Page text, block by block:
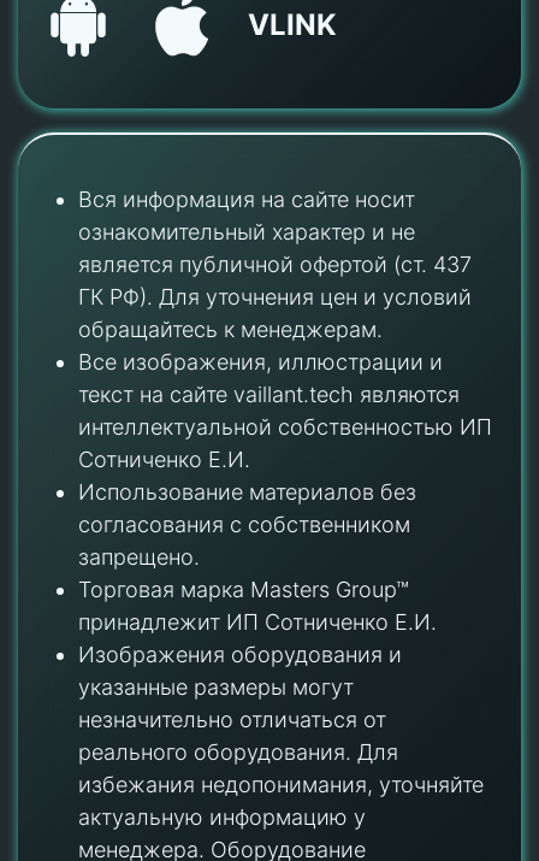
VLINK
Вся информация на сайте носит
ознакомительный характер и не
является публичной офертой (ст. 437
ГК РФ). Для уточнения цен и условий
обращайтесь к менеджерам.
Все изображения, иллюстрации и
текст на сайте vaillant.tech являются
интеллектуальной собственностью ИП
Сотниченко Е.И.
Использование материалов без
согласования с собственником
запрещено.
Торговая марка Masters Group™
принадлежит ИП Сотниченко Е.И.
Изображения оборудования и
указанные размеры могут
незначительно отличаться от
реального оборудования. Для
избежания недопонимания, уточняйте
актуальную информацию у
менеджера. Оборудование